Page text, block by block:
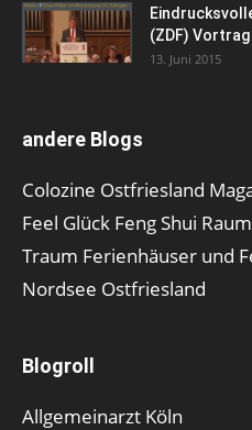
(ZDF)
13. Juni 2015
andere Blogs
Colozine Ostfriesland
Feel Glück Feng Shui
Traum Ferienhäuser und
Nordsee Ostfriesland
Blogroll
Allgemeinarzt Köln